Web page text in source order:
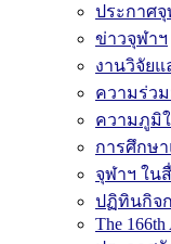
ประกาศ
ข่าวจุฬาฯ
งานวิจัย
ความร่ว
ความภูมิ
การศึกษ
จุฬาฯ ใน
ปฏิทินกิจ
The